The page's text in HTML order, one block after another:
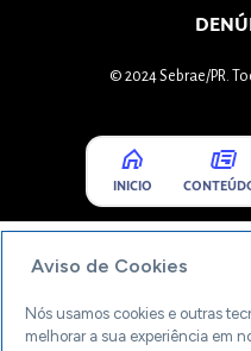
© 2024 Sebrae/PR.
INICIO
Aviso de Cookies
Nós usamos cookies e outras
melhorar a sua experiência em